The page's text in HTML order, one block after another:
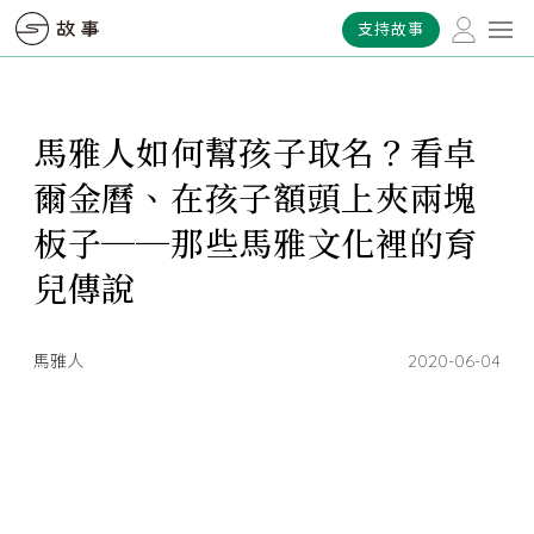
支持故事
馬雅人如何幫孩子取名？看卓
爾金曆、在孩子額頭上夾兩塊
板子──那些馬雅文化裡的育
兒傳說
馬雅人 2020-06-04